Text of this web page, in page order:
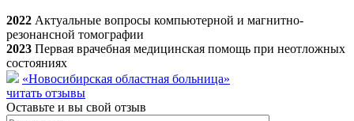
2022 Актуальные вопросы компьютерной и магнитно-
резонансной томографии
2023 Первая врачебная медицинская помощь при неотложных
состояниях
«Новосибирская областная больница»
читать отзывы
Оставьте и вы свой отзыв